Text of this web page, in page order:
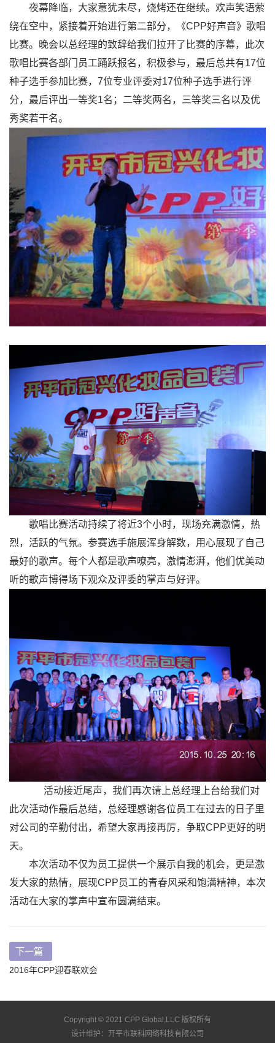
夜幕降临，大家意犹未尽，烧烤还在继续。欢声笑语萦
绕在空中，紧接着开始进行第二部分，《CPP好声音》歌唱
比赛。晚会以总经理的致辞给我们拉开了比赛的序幕，此次
歌唱比赛各部门员工踊跃报名，积极参与，最后总共有17位
种子选手参加比赛，7位专业评委对17位种子选手进行评
分，最后评出一等奖1名；二等奖两名，三等奖三名以及优
秀奖若干名。
歌唱比赛活动持续了将近3个小时，现场充满激情，热
烈，活跃的气氛。参赛选手施展浑身解数，用心展现了自己
最好的歌声。每个人都是歌声嘹亮，激情澎湃，他们优美动
听的歌声博得场下观众及评委的掌声与好评。
活动接近尾声，我们再次请上总经理上台给我们对
此次活动作最后总结，总经理感谢各位员工在过去的日子里
对公司的辛勤付出，希望大家再接再厉，争取CPP更好的明
天。
本次活动不仅为员工提供一个展示自我的机会，更是激
发大家的热情，展现CPP员工的青春风采和饱满精神，本次
活动在大家的掌声中宣布圆满结束。
下一篇
2016年CPP迎春联欢会
Copyright © 2021 CPP Global,LLC 版权所有
设计维护： 开平市联科网络科技有限公司